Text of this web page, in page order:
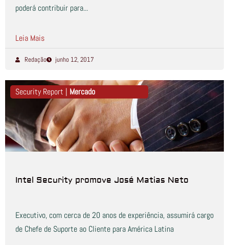
poderá contribuir para...
Leia Mais
Redação junho 12, 2017
Security Report | Mercado
Intel Security promove José Matias Neto
Executivo, com cerca de 20 anos de experiência, assumirá cargo
de Chefe de Suporte ao Cliente para América Latina